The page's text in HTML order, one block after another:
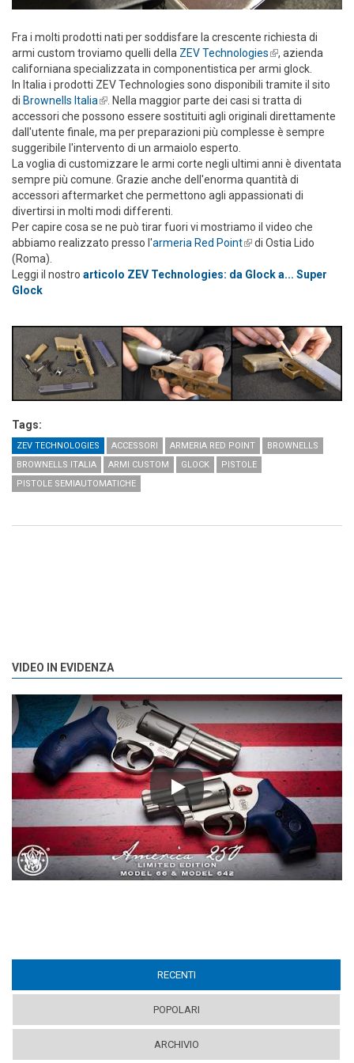
Fra i molti prodotti nati per soddisfare la crescente richiesta di
armi custom troviamo quelli della ZEV Technologies(link is
external)
, azienda
californiana specializzata in componentistica per armi glock.
In Italia i prodotti ZEV Technologies sono disponibili tramite il sito
di Brownells Italia(link is external)
. Nella maggior parte dei casi si tratta di
accessori che possono essere sostituiti agli originali direttamente
dall'utente finale, ma per preparazioni più complesse è sempre
suggeribile l'intervento di un armaiolo esperto.
La voglia di customizzare le armi corte negli ultimi anni è diventata
sempre più comune. Grazie anche dell'enorma quantità di
accessori aftermarket che permettono agli appassionati di
divertirsi in molti modi differenti.
Per capire cosa se ne può tirar fuori vi mostriamo il video che
abbiamo realizzato presso l'armeria Red Point(link is external)
di Ostia Lido
(Roma).
Leggi il nostro articolo ZEV Technologies: da Glock a... Super
Glock
Tags:
ZEV TECHNOLOGIES ACCESSORI ARMERIA RED POINT
BROWNELLS
BROWNELLS ITALIA
ARMI CUSTOM GLOCK
PISTOLE
PISTOLE SEMIAUTOMATICHE
VIDEO IN EVIDENZA
Play
RECENTI
POPOLARI
ARCHIVIO